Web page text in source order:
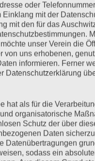
Anwalt Barba. Juristisch
der Angeklagte kein
den Dienst der Bewacher
das…
oder
Einklang mit der
mit den für das
unser Verein die
von uns erhobenen,
informieren. Ferner
Datenschutzerklärung
hat als für die
organisatorische
Schutz der über
Daten
Datenübertragungen
sodass ein